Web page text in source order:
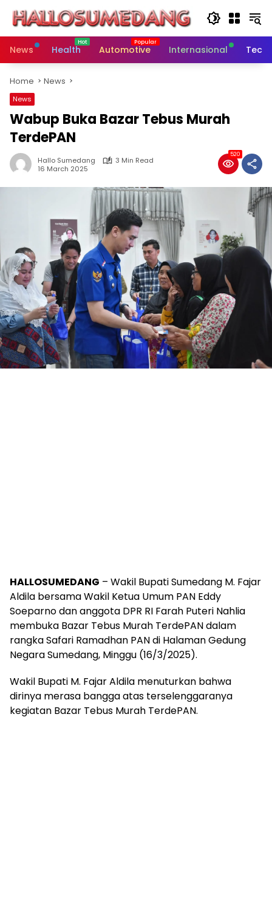
content
News
Health Automotive Internasional
Home News
News
Wabup Buka Bazar Tebus Murah
TerdePAN
Hallo Sumedang
3 Min Read
16 March 2025
520
HALLOSUMEDANG – Wakil Bupati Sumedang M. Fajar
Aldila bersama Wakil Ketua Umum PAN Eddy
Soeparno dan anggota DPR RI Farah Puteri Nahlia
membuka Bazar Tebus Murah TerdePAN dalam
rangka Safari Ramadhan PAN di Halaman Gedung
Negara Sumedang, Minggu (16/3/2025).
Wakil Bupati M. Fajar Aldila menuturkan bahwa
dirinya merasa bangga atas terselenggaranya
kegiatan Bazar Tebus Murah TerdePAN.